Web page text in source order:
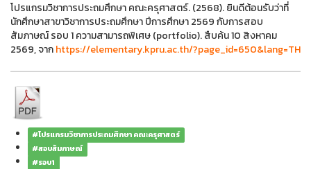
โปรแกรมวิชาการประถมศึกษา คณะครุศาสตร์. (2568). ยินดีต้อนรับว่าที่
นักศึกษาสาขาวิชาการประถมศึกษา ปีการศึกษา 2569 กับการสอบ
สัมภาษณ์ รอบ 1 ความสามารถพิเศษ (portfolio). สืบค้น 10 สิงหาคม
2569, จากhttps://elementary.kpru.ac.th/?page_id=650&lang=TH
#โปรแกรมวิชาการประถมศึกษา คณะครุศาสตร์
#สอบสัมภาษณ์
#รอบ1